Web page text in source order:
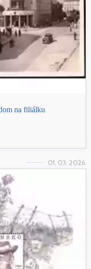
na filiálku
01. 03. 2026